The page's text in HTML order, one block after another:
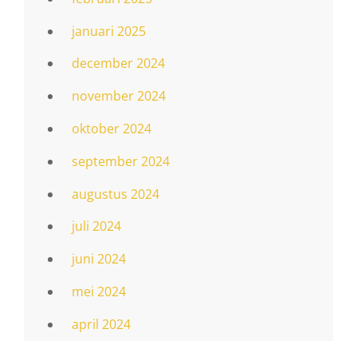
januari 2025
december 2024
november 2024
oktober 2024
september 2024
augustus 2024
juli 2024
juni 2024
mei 2024
april 2024